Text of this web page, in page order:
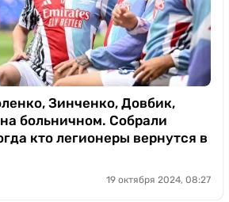
Зинченко, Довбик,
больничном. Собрали
кто легионеры вернутся в
19 октября 2024, 08:27